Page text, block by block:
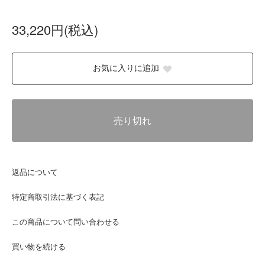
33,220円(税込)
お気に入りに追加
売り切れ
返品について
特定商取引法に基づく表記
この商品について問い合わせる
買い物を続ける